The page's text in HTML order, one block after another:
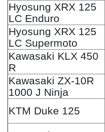
Hyosung XRX 125
LC Enduro
Hyosung XRX 125
LC Supermoto
Kawasaki KLX 450
R
Kawasaki ZX-10R
1000 J Ninja
KTM Duke 125